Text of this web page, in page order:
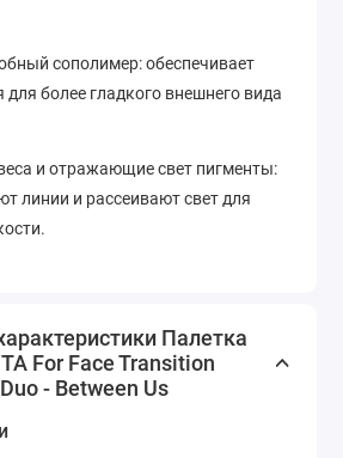
сополимер: обеспечивает
более гладкого внешнего вида
и отражающие свет пигменты:
линии и рассеивают свет для
Палетка
For Face Transition
- Between Us